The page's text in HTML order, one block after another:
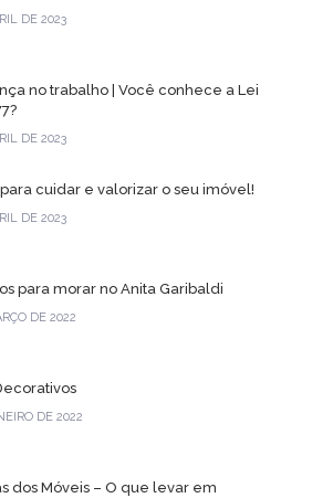
DE 2023
no trabalho | Você conhece a Lei
DE 2023
cuidar e valorizar o seu imóvel!
DE 2023
para morar no Anita Garibaldi
DE 2022
DE 2022
dos Móveis – O que levar em